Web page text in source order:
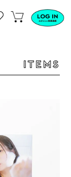
ITEMS